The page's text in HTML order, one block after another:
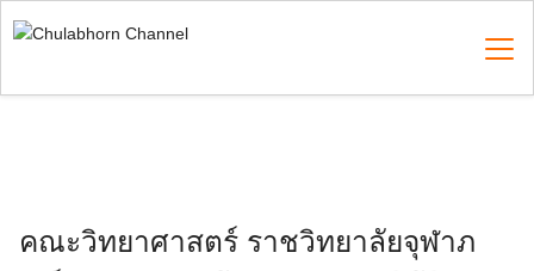
to
คณะวิทยาศาสตร์ ราชวิทยาลัยจุฬาภ